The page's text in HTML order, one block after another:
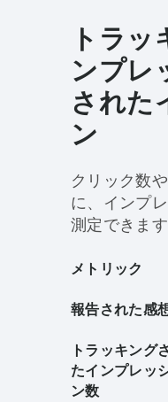
トラッ
ンプレ
された
ン
クリック数
に、インプ
測定できます
メトリック
報告された感
トラッキング
たインプレッ
ン数